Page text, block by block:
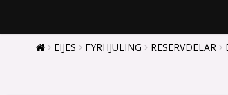
EIJES FYRHJULING RESERVDELAR